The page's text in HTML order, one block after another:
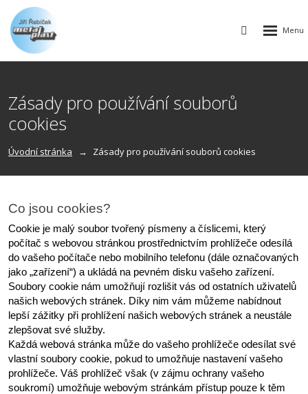
Vyhledávání
Rozbalení
Zásady pro používání souborů
cookies
Úvodní stránka Zásady pro používání souborů cookies
Co jsou cookies?
Cookie je malý soubor tvořený písmeny a číslicemi, který
počítač s webovou stránkou prostřednictvím prohlížeče odesílá
do vašeho počítače nebo mobilního telefonu (dále označovaných
jako „zařízení“) a ukládá na pevném disku vašeho zařízení.
Soubory cookie nám umožňují rozlišit vás od ostatních uživatelů
našich webových stránek. Díky nim vám můžeme nabídnout
lepší zážitky při prohlížení našich webových stránek a neustále
zlepšovat své služby.
Každá webová stránka může do vašeho prohlížeče odesílat své
vlastní soubory cookie, pokud to umožňuje nastavení vašeho
prohlížeče. Váš prohlížeč však (v zájmu ochrany vašeho
soukromí) umožňuje webovým stránkám přístup pouze k těm